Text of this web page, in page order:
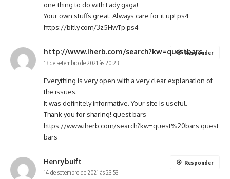
one thing to do with Lady gaga!
Your own stuffs great. Always care for it up! ps4
https://bitly.com/3z5HwTp ps4
http://www.iherb.com/search?kw=questbars
13 de setembro de 2021 às 20:23
Everything is very open with a very clear explanation of
the issues.
It was definitely informative. Your site is useful.
Thank you for sharing! quest bars
https://www.iherb.com/search?kw=quest%20bars quest
bars
Responder
Henrybuift
14 de setembro de 2021 às 23:53
Responder